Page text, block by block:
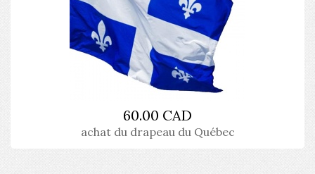
60.00 CAD
achat du drapeau du Québec